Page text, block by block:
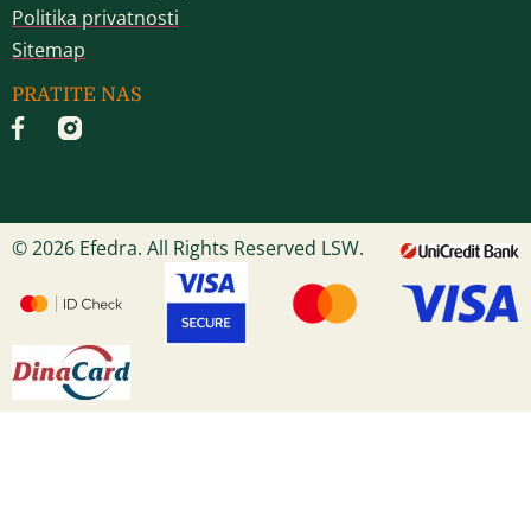
Politika privatnosti
Sitemap
PRATITE NAS
© 2026 Efedra. All Rights Reserved LSW.